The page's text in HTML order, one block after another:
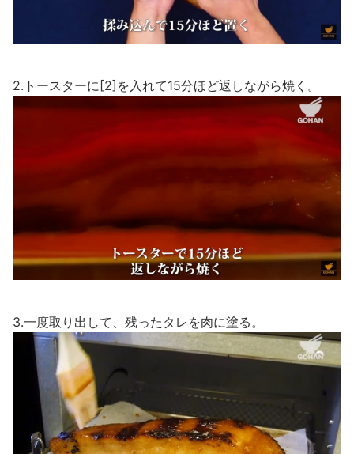
2.トースターに[2]を入れて15分ほど返しながら焼く。
3.一度取り出して、残ったタレを肉に塗る。